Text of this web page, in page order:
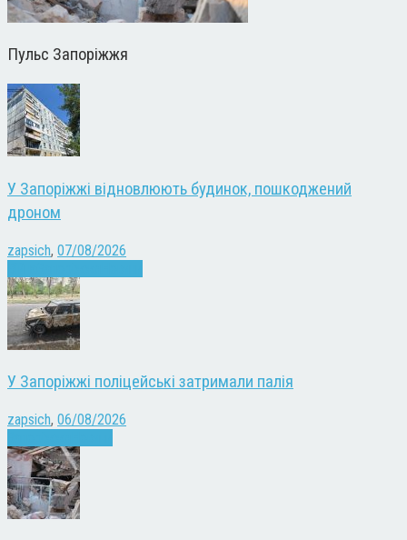
Пульс Запоріжжя
У Запоріжжі відновлюють будинок, пошкоджений
дроном
zapsich, 07/08/2026
У Запоріжжі поліцейські затримали палія
zapsich, 06/08/2026